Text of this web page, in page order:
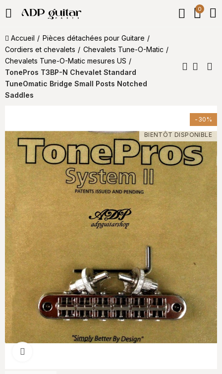
0
Accueil
Pièces détachées pour Guitare
Cordiers et chevalets
Chevalets Tune-O-Matic
Chevalets Tune-O-Matic mesures US
TonePros T3BP-N Chevalet Standard
TuneOmatic Bridge Small Posts Notched
Saddles
-30%
BIENTÔT DISPONIBLE